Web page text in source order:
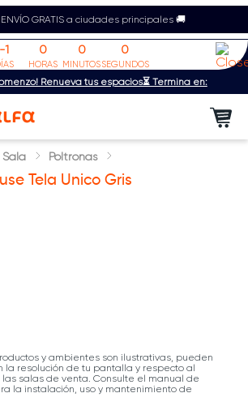
GRATIS a ciudades principales 🚚
Renueva tus espacios⏳ Termina en:
-1 0
HORAS
0
MINUTOS
0
SEGUNDOS
Sala Poltronas
Tela Unico Gris
y ambientes son ilustrativas, pueden
la resolución de tu pantalla y respecto al
salas de venta. Consulte el manual de
la instalación, uso y mantenimiento de